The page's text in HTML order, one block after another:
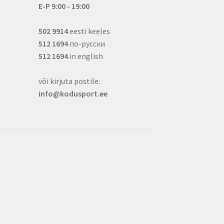
E-P 9:00 - 19:00
502 9914eesti keeles
512 1694по-русски
512 1694in english
või kirjuta postile:
info@kodusport.ee